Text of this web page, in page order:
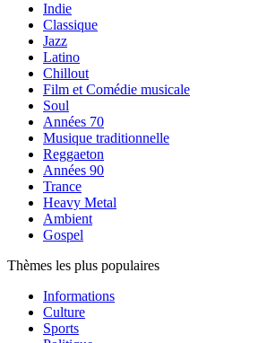
Indie
Classique
Jazz
Latino
Chillout
Film et Comédie musicale
Soul
Années 70
Musique traditionnelle
Reggaeton
Années 90
Trance
Heavy Metal
Ambient
Gospel
Thèmes les plus populaires
Informations
Culture
Sports